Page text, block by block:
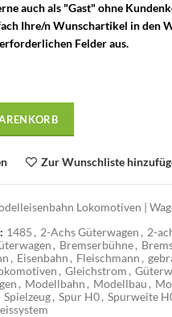
auch als "Gast" ohne
Ihre/n Wunschartikel in den
Felder aus.
Zur Wunschliste
Lokomotiven |
1485 , 2-Achs Güterwagen , 2-
, Bremserbühne,
, Eisenbahn , Fleischmann ,
, Gleichstrom ,
, Modellbahn , Modellbau ,
Spielzeug, Spur H0, Spurweite